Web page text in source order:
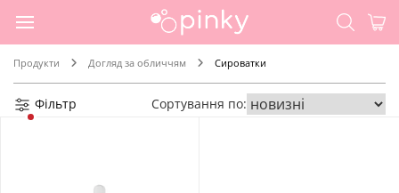
Продукти Догляд за обличчям Сироватки
Фільтр Сортування по: